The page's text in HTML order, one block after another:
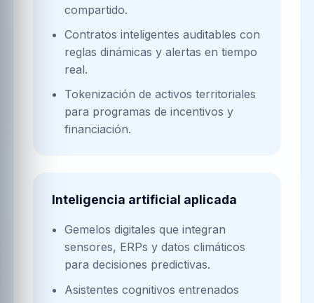
compartido.
Contratos inteligentes auditables con
reglas dinámicas y alertas en tiempo
real.
Tokenización de activos territoriales
para programas de incentivos y
financiación.
Inteligencia artificial aplicada
Gemelos digitales que integran
sensores, ERPs y datos climáticos
para decisiones predictivas.
Asistentes cognitivos entrenados